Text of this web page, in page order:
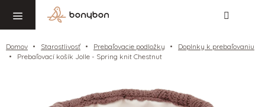
obsah
Domov Starostlivosť Prebaľovacie podložky
Doplnky k prebaľovaniu
Prebaľovací košík Jolle - Spring knit Chestnut